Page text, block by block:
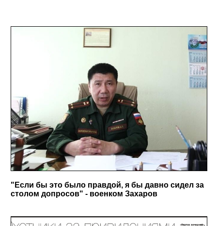
"Если бы это было правдой, я бы давно сидел за
столом допросов" - военком Захаров